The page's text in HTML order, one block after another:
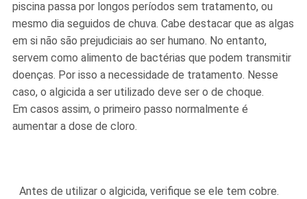
piscina passa por longos períodos sem tratamento, ou
mesmo dia seguidos de chuva. Cabe destacar que as algas
em si não são prejudiciais ao ser humano. No entanto,
servem como alimento de bactérias que podem transmitir
doenças. Por isso a necessidade de tratamento. Nesse
caso, o algicida a ser utilizado deve ser o de choque.
Em casos assim, o primeiro passo normalmente é
aumentar a dose de cloro.
Antes de utilizar o algicida, verifique se ele tem cobre.